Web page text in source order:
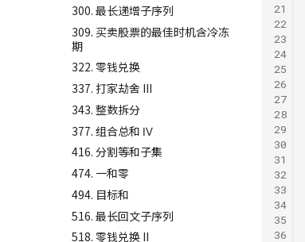
300. 最长递增子序列
309. 买卖股票的最佳时机含冷冻
期
322. 零钱兑换
337. 打家劫舍 III
343. 整数拆分
377. 组合总和 Ⅳ
416. 分割等和子集
474. 一和零
494. 目标和
516. 最长回文子序列
518. 零钱兑换 II
21
22
23
24
25
26
27
28
29
30
31
32
33
34
35
36